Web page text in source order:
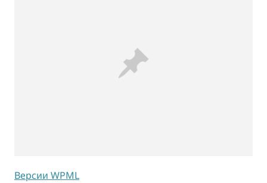
Версии WPML